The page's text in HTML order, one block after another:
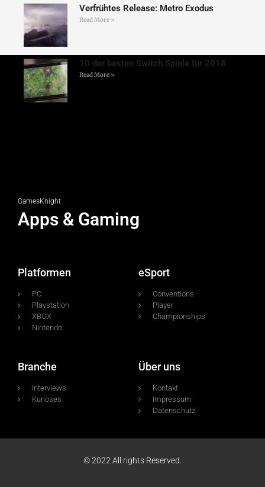
Verfrühtes Release: Metro Exodus
Read More »
10 der besten Switch Spiele für 2018
Read More »
GamesKnight
Apps & Gaming
Platformen
PC
Playstation
XBOX
Nintendo
eSport
Conventions
Player
Championships
Branche
Interviews
Kurioses
Über uns
Kontakt
Impressum
Datenschutz
© 2022 All rights Reserved.